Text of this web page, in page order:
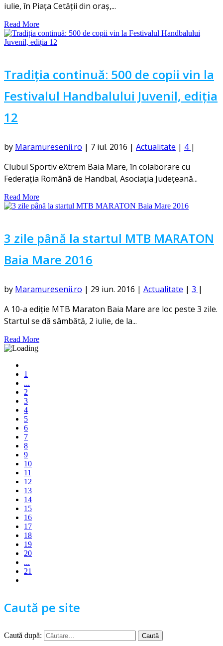
iulie, în Piața Cetății din oraș,...
Read More
Tradiția continuă: 500 de copii vin la
Festivalul Handbalului Juvenil, ediția
12
by Maramuresenii.ro | 7 iul. 2016 | Actualitate | 4 |
Clubul Sportiv eXtrem Baia Mare, în colaborare cu
Federația Română de Handbal, Asociația Județeană...
Read More
3 zile până la startul MTB MARATON
Baia Mare 2016
by Maramuresenii.ro | 29 iun. 2016 | Actualitate | 3 |
A 10-a ediție MTB Maraton Baia Mare are loc peste 3 zile.
Startul se dă sâmbătă, 2 iulie, de la...
Read More
1
...
2
3
4
5
6
7
8
9
10
11
12
13
14
15
16
17
18
19
20
...
21
Caută pe site
Caută după: